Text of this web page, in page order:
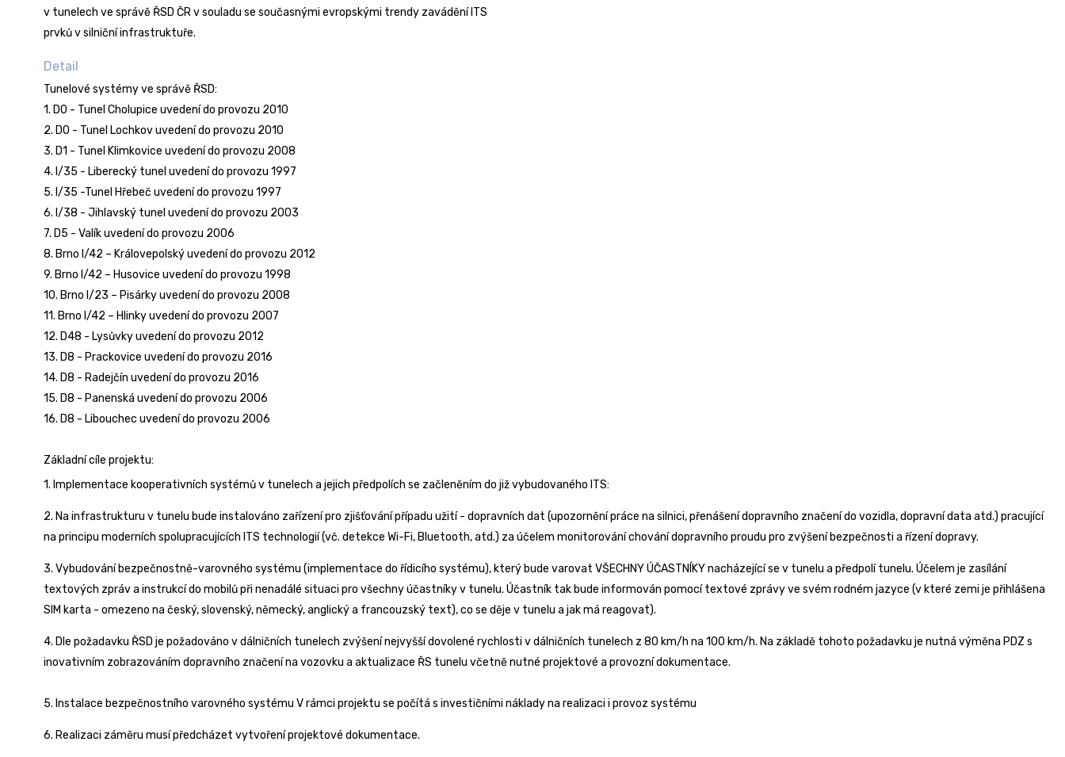
v tunelech ve správě ŘSD ČR v souladu se současnými evropskými trendy zavádění ITS
prvků v silniční infrastruktuře.
Detail
Tunelové systémy ve správě ŘSD:
1. D0 - Tunel Cholupice uvedení do provozu 2010
2. D0 - Tunel Lochkov uvedení do provozu 2010
3. D1 - Tunel Klimkovice uvedení do provozu 2008
4. I/35 - Liberecký tunel uvedení do provozu 1997
5. I/35 -Tunel Hřebeč uvedení do provozu 1997
6. I/38 - Jihlavský tunel uvedení do provozu 2003
7. D5 - Valík uvedení do provozu 2006
8. Brno I/42 – Královepolský uvedení do provozu 2012
9. Brno I/42 – Husovice uvedení do provozu 1998
10. Brno I/23 – Pisárky uvedení do provozu 2008
11. Brno I/42 – Hlinky uvedení do provozu 2007
12. D48 - Lysůvky uvedení do provozu 2012
13. D8 - Prackovice uvedení do provozu 2016
14. D8 - Radejčín uvedení do provozu 2016
15. D8 - Panenská uvedení do provozu 2006
16. D8 - Libouchec uvedení do provozu 2006
Základní cíle projektu:
1. Implementace kooperativních systémů v tunelech a jejich předpolích se začleněním do již vybudovaného ITS:
2. Na infrastrukturu v tunelu bude instalováno zařízení pro zjišťování případu užití - dopravních dat (upozornění práce na silnici, přenášení dopravního značení do vozidla, dopravní data atd.) pracující
na principu moderních spolupracujících ITS technologií (vč. detekce Wi-Fi, Bluetooth, atd.) za účelem monitorování chování dopravního proudu pro zvýšení bezpečnosti a řízení dopravy.
3. Vybudování bezpečnostně-varovného systému (implementace do řídicího systému), který bude varovat VŠECHNY ÚČASTNÍKY nacházející se v tunelu a předpolí tunelu. Účelem je zasílání
textových zpráv a instrukcí do mobilů při nenadálé situaci pro všechny účastníky v tunelu. Účastník tak bude informován pomocí textové zprávy ve svém rodném jazyce (v které zemi je přihlášena
SIM karta - omezeno na český, slovenský, německý, anglický a francouzský text), co se děje v tunelu a jak má reagovat).
4. Dle požadavku ŘSD je požadováno v dálničních tunelech zvýšení nejvyšší dovolené rychlosti v dálničních tunelech z 80 km/h na 100 km/h. Na základě tohoto požadavku je nutná výměna PDZ s
inovativním zobrazováním dopravního značení na vozovku a aktualizace ŘS tunelu včetně nutné projektové a provozní dokumentace.
5. Instalace bezpečnostního varovného systému V rámci projektu se počítá s investičními náklady na realizaci i provoz systému
6. Realizaci záměru musí předcházet vytvoření projektové dokumentace.